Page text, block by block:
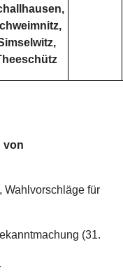
von
Wahlvorschläge für
(31.